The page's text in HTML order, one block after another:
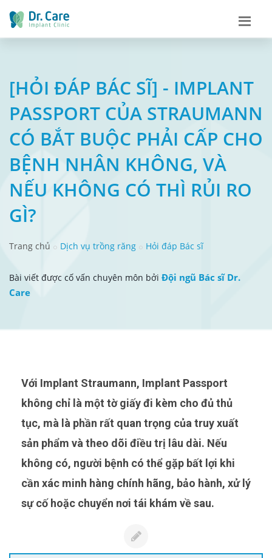
[HỎI ĐÁP BÁC SĨ] - IMPLANT
PASSPORT CỦA STRAUMANN
CÓ BẮT BUỘC PHẢI CẤP CHO
BỆNH NHÂN KHÔNG, VÀ
NẾU KHÔNG CÓ THÌ RỦI RO
GÌ?
Trang chủ Dịch vụ trồng răng Hỏi đáp Bác sĩ
Bài viết được cố vấn chuyên môn bởi Đội ngũ Bác sĩ Dr.
Care
Với Implant Straumann, Implant Passport
không chỉ là một tờ giấy đi kèm cho đủ thủ
tục, mà là phần rất quan trọng của truy xuất
sản phẩm và theo dõi điều trị lâu dài. Nếu
không có, người bệnh có thể gặp bất lợi khi
cần xác minh hàng chính hãng, bảo hành, xử lý
sự cố hoặc chuyển nơi tái khám về sau.